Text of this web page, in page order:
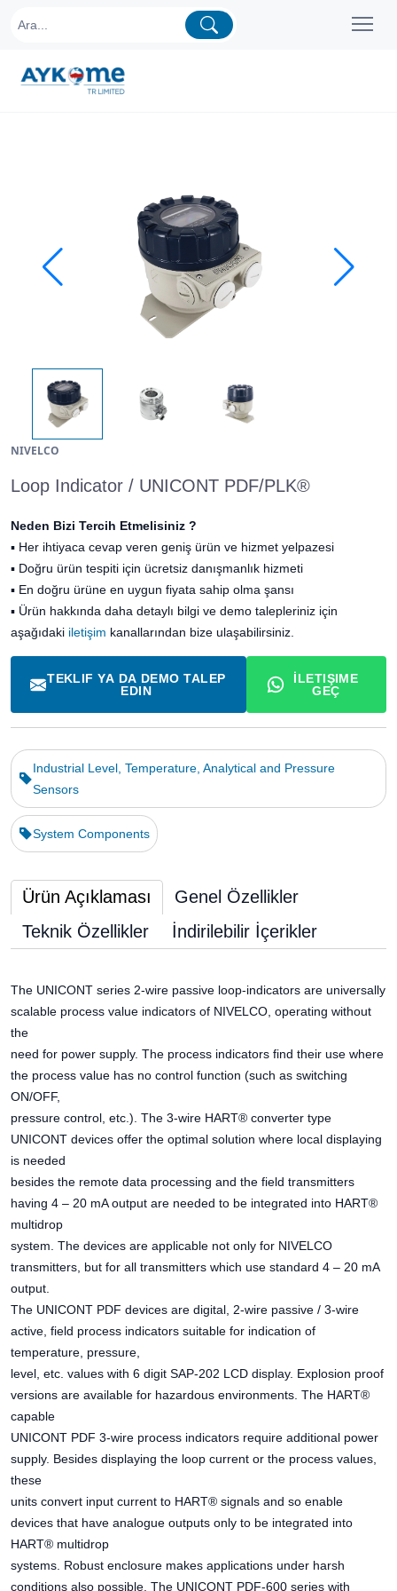
NIVELCO
Loop Indicator / UNICONT PDF/PLK®
Neden Bizi Tercih Etmelisiniz ?
▪ Her ihtiyaca cevap veren geniş ürün ve hizmet yelpazesi
▪ Doğru ürün tespiti için ücretsiz danışmanlık hizmeti
▪ En doğru ürüne en uygun fiyata sahip olma şansı
▪ Ürün hakkında daha detaylı bilgi ve demo talepleriniz için
aşağıdaki iletişim kanallarından bize ulaşabilirsiniz.
TEKLIF YA DA DEMO TALEP
EDIN
İLETIŞIME
GEÇ
Industrial Level, Temperature, Analytical and Pressure
Sensors
System Components
Ürün Açıklaması
Genel Özellikler
Teknik Özellikler
İndirilebilir İçerikler
The UNICONT series 2-wire passive loop-indicators are universally
scalable process value indicators of NIVELCO, operating without
the
need for power supply. The process indicators find their use where
the process value has no control function (such as switching
ON/OFF,
pressure control, etc.). The 3-wire HART® converter type
UNICONT devices offer the optimal solution where local displaying
is needed
besides the remote data processing and the field transmitters
having 4 – 20 mA output are needed to be integrated into HART®
multidrop
system. The devices are applicable not only for NIVELCO
transmitters, but for all transmitters which use standard 4 – 20 mA
output.
The UNICONT PDF devices are digital, 2-wire passive / 3-wire
active, field process indicators suitable for indication of
temperature, pressure,
level, etc. values with 6 digit SAP-202 LCD display. Explosion proof
versions are available for hazardous environments. The HART®
capable
UNICONT PDF 3-wire process indicators require additional power
supply. Besides displaying the loop current or the process values,
these
units convert input current to HART® signals and so enable
devices that have analogue outputs only to be integrated into
HART® multidrop
systems. Robust enclosure makes applications under harsh
conditions also possible. The UNICONT PDF-600 series with